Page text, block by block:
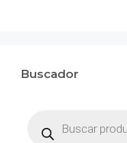
Buscador
productos